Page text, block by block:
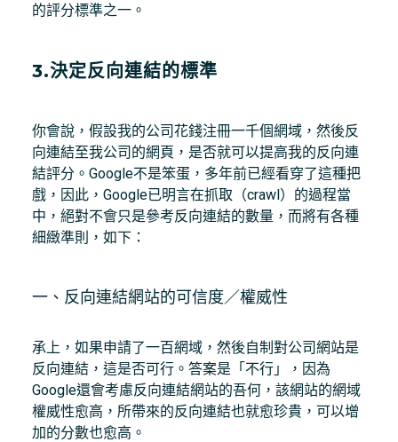
的評分標準之一。
3.決定反向連結的標準
你會說，假設我的公司花錢注冊一千個網域，然後反
向連結至我公司的網頁，是否就可以提高我的反向連
結評分。Google不是笨蛋，多年前已經看穿了這種把
戲，因此，Google已明言在抓取（crawl）的過程當
中，絕對不會只是參考反向連結的數量，而將有各種
細緻準則，如下：
一、反向連結網站的可信度／權威性
承上，如果申請了一百網域，然後自制對公司網站是
反向連結，這是否可行。答案是「不行」，因為
Google還會考慮反向連結網站的吾何，該網站的網域
權威性愈高，所帶來的反向連結也就愈珍貴，可以增
加的分數也愈高。